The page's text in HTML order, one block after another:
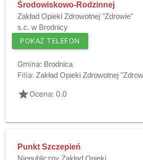
Środowiskowo-Rodzinnej
Zakład Opieki Zdrowotnej "Zdrowie"
s.c. w Brodnicy
POKAŻ TELEFON
Gmina: Brodnica
Filia: Zakład Opieki Zdrowotnej
gradeOcena: 0.0
Punkt Szczepień